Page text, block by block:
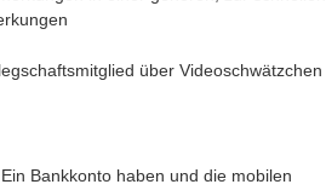
über Videoschwätzchen
Bankkonto haben und die mobilen